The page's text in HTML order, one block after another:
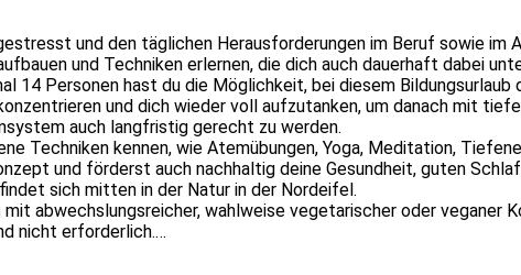
und den täglichen Herausforderungen im Beruf sowie
und Techniken erlernen, die dich auch dauerhaft dabei
14 Personen hast du die Möglichkeit, bei diesem
und dich wieder voll aufzutanken, um danach mit
auch langfristig gerecht zu werden.
Techniken kennen, wie Atemübungen, Yoga, Meditation,
und förderst auch nachhaltig deine Gesundheit, guten
sich mitten in der Natur in der Nordeifel.
abwechslungsreicher, wahlweise vegetarischer oder veganer
nicht erforderlich.